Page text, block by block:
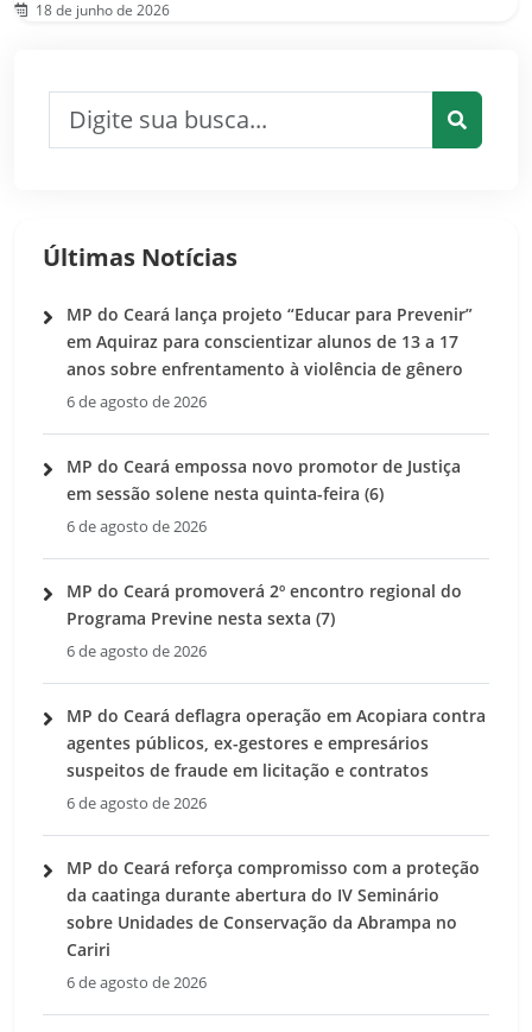
18 de junho de 2026
Últimas Notícias
MP do Ceará lança projeto “Educar para Prevenir”
em Aquiraz para conscientizar alunos de 13 a 17
anos sobre enfrentamento à violência de gênero
6 de agosto de 2026
MP do Ceará empossa novo promotor de Justiça
em sessão solene nesta quinta-feira (6)
6 de agosto de 2026
MP do Ceará promoverá 2º encontro regional do
Programa Previne nesta sexta (7)
6 de agosto de 2026
MP do Ceará deflagra operação em Acopiara contra
agentes públicos, ex-gestores e empresários
suspeitos de fraude em licitação e contratos
6 de agosto de 2026
MP do Ceará reforça compromisso com a proteção
da caatinga durante abertura do IV Seminário
sobre Unidades de Conservação da Abrampa no
Cariri
6 de agosto de 2026